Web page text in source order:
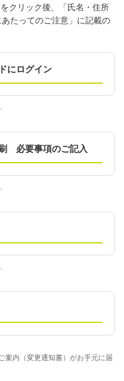
クリック後、「氏名・住所
たってのご注意」に記載の
にログイン
必要事項のご記入
案内（変更通知書）がお手元に届